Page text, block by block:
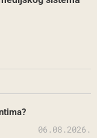
06.08.2026.